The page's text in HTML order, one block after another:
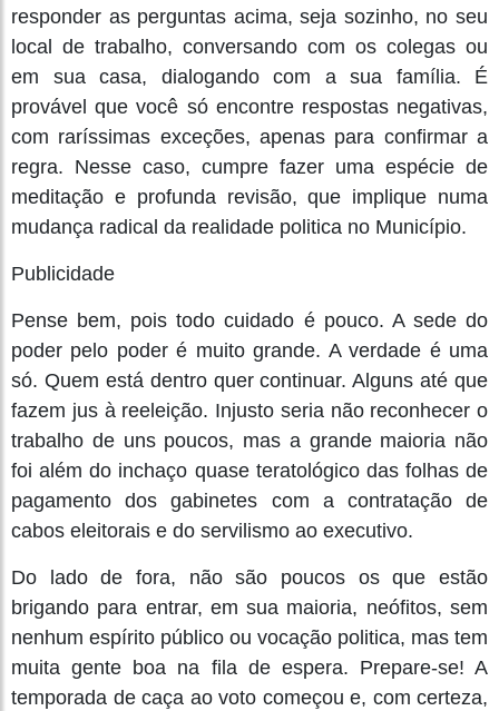
responder as perguntas acima, seja sozinho, no seu
local de trabalho, conversando com os colegas ou
em sua casa, dialogando com a sua família. É
provável que você só encontre respostas negativas,
com raríssimas exceções, apenas para confirmar a
regra. Nesse caso, cumpre fazer uma espécie de
meditação e profunda revisão, que implique numa
mudança radical da realidade politica no Município.
Publicidade
Pense bem, pois todo cuidado é pouco. A sede do
poder pelo poder é muito grande. A verdade é uma
só. Quem está dentro quer continuar. Alguns até que
fazem jus à reeleição. Injusto seria não reconhecer o
trabalho de uns poucos, mas a grande maioria não
foi além do inchaço quase teratológico das folhas de
pagamento dos gabinetes com a contratação de
cabos eleitorais e do servilismo ao executivo.
Do lado de fora, não são poucos os que estão
brigando para entrar, em sua maioria, neófitos, sem
nenhum espírito público ou vocação politica, mas tem
muita gente boa na fila de espera. Prepare-se! A
temporada de caça ao voto começou e, com certeza,